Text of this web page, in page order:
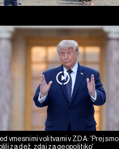
vmesnimi volitvami v ZDA: 'Prej smo
za dež, zdaj za geopolitiko'